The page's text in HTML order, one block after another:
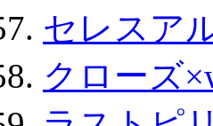
セレスア
クローズ